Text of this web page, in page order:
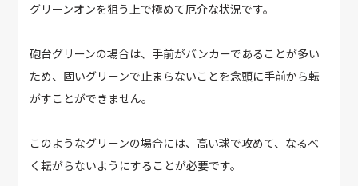
グリーンオンを狙う上で極めて厄介な状況です。
砲台グリーンの場合は、手前がバンカーであることが多い
ため、固いグリーンで止まらないことを念頭に手前から転
がすことができません。
このようなグリーンの場合には、高い球で攻めて、なるべ
く転がらないようにすることが必要です。